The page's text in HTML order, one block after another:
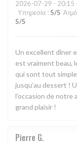
2026-07-29 - 20:15
Υπηρεσία : 5/5
5/5
Un excellent dîner
est vraiment beau,
qui sont tout
jusqu’au dessert !
l’occasion de notre
grand plaisir !
Pierre G